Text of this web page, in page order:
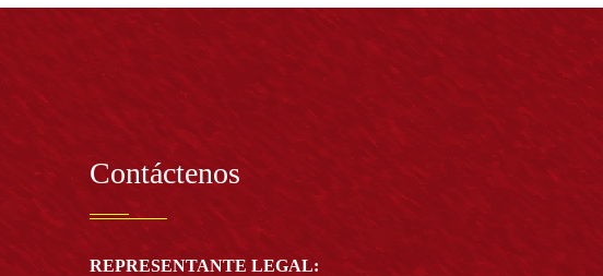
Contáctenos
REPRESENTANTE LEGAL: